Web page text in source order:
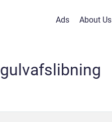
Ads About Us
gulvafslibning